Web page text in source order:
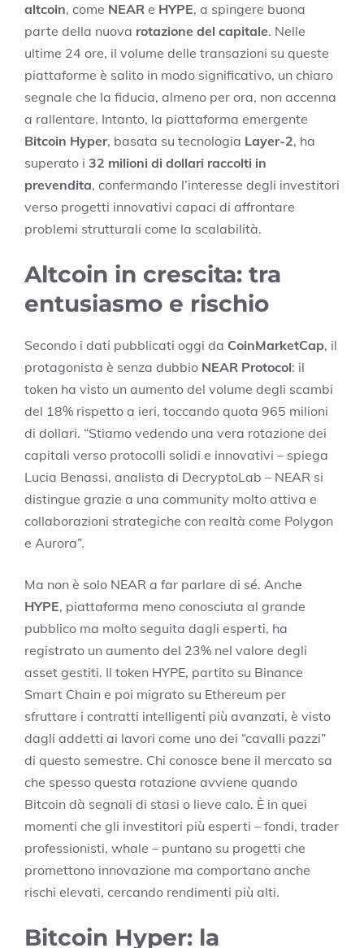
altcoin, come NEAR e HYPE, a spingere buona
parte della nuova rotazione del capitale. Nelle
ultime 24 ore, il volume delle transazioni su queste
piattaforme è salito in modo significativo, un chiaro
segnale che la fiducia, almeno per ora, non accenna
a rallentare. Intanto, la piattaforma emergente
Bitcoin Hyper, basata su tecnologia Layer-2, ha
superato i 32 milioni di dollari raccolti in
prevendita, confermando l’interesse degli investitori
verso progetti innovativi capaci di affrontare
problemi strutturali come la scalabilità.
Altcoin in crescita: tra
entusiasmo e rischio
Secondo i dati pubblicati oggi da CoinMarketCap, il
protagonista è senza dubbio NEAR Protocol: il
token ha visto un aumento del volume degli scambi
del 18% rispetto a ieri, toccando quota 965 milioni
di dollari. “Stiamo vedendo una vera rotazione dei
capitali verso protocolli solidi e innovativi – spiega
Lucia Benassi, analista di DecryptoLab – NEAR si
distingue grazie a una community molto attiva e
collaborazioni strategiche con realtà come Polygon
e Aurora”.
Ma non è solo NEAR a far parlare di sé. Anche
HYPE, piattaforma meno conosciuta al grande
pubblico ma molto seguita dagli esperti, ha
registrato un aumento del 23% nel valore degli
asset gestiti. Il token HYPE, partito su Binance
Smart Chain e poi migrato su Ethereum per
sfruttare i contratti intelligenti più avanzati, è visto
dagli addetti ai lavori come uno dei “cavalli pazzi”
di questo semestre. Chi conosce bene il mercato sa
che spesso questa rotazione avviene quando
Bitcoin dà segnali di stasi o lieve calo. È in quei
momenti che gli investitori più esperti – fondi, trader
professionisti, whale – puntano su progetti che
promettono innovazione ma comportano anche
rischi elevati, cercando rendimenti più alti.
Bitcoin Hyper: la